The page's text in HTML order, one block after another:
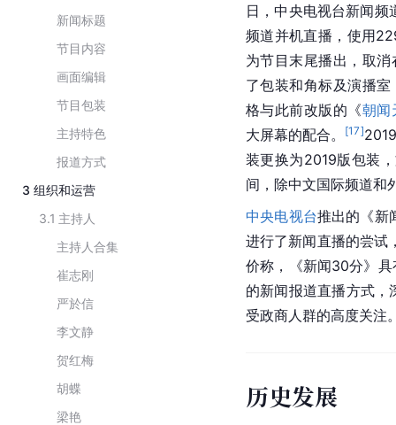
新闻标题
节目内容
画面编辑
节目包装
主持特色
报道方式
3 组织和运营
3.1 主持人
主持人合集
崔志刚
严於信
李文静
贺红梅
胡蝶
梁艳
日，中央电视台新闻
频道并机直播，使用
为节目末尾播出，取
了包装和角标及演播室
格与此前改版的《朝闻
大屏幕的配合。
[17]
装更换为2019版包装
间，除中文国际频道和
中央电视台推出的《新
进行了新闻直播的尝试
价称，《新闻30分》
的新闻报道直播方式，
受政商人群的高度关注
历史发展